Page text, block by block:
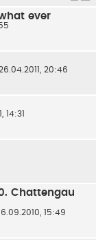
ever
20:46
14:31
Chattengau
15:49